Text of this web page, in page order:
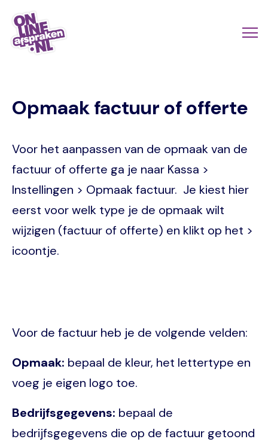
Skip
main
Opmaak factuur of offerte
Voor het aanpassen van de opmaak van de
factuur of offerte ga je naar Kassa >
Instellingen > Opmaak factuur. Je kiest hier
eerst voor welk type je de opmaak wilt
wijzigen (factuur of offerte) en klikt op het >
icoontje.
Voor de factuur heb je de volgende velden:
Opmaak: bepaal de kleur, het lettertype en
voeg je eigen logo toe.
Bedrijfsgegevens: bepaal de
bedrijfsgegevens die op de factuur getoond